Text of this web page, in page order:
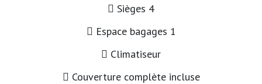
Sièges 4
Espace bagages 1
Climatiseur
Couverture complète incluse